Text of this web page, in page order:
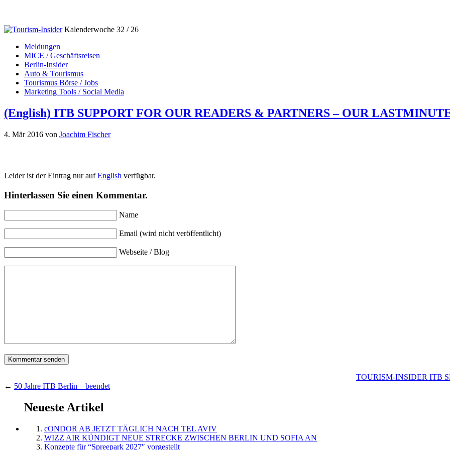
Kalenderwoche 32 / 26
Meldungen
MICE / Geschäftsreisen
Berlin-Insider
Auto & Tourismus
Tourismus Börse / Jobs
Marketing Tools / Social Media
(English) ITB SUPPORT FOR OUR READERS & PARTNERS – OUR
4. Mär 2016 von Joachim Fischer
Leider ist der Eintrag nur aufEnglish verfügbar.
Hinterlassen Sie einen Kommentar.
Name
Email (wird nicht veröffentlicht)
Webseite / Blog
TOURISM-INSIDER ITB
← 50 Jahre ITB Berlin – beendet
Neueste Artikel
cONDOR AB JETZT TÄGLICH NACH TEL AVIV
WIZZ AIR KÜNDIGT NEUE STRECKE ZWISCHEN BERLIN UND SOFIA AN
Konzepte für “Spreepark 2027″ vorgestellt